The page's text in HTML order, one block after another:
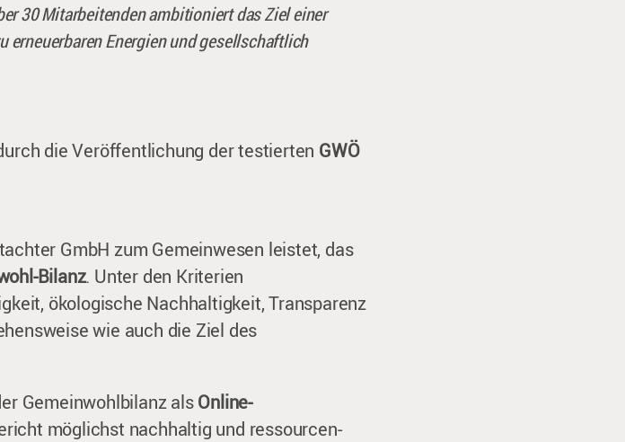
30 Mitarbeitenden ambitioniert das Ziel einer
Energien und gesellschaftlich
die Veröffentlichung der testierten GWÖ
GmbH zum Gemeinwesen leistet, das
Bilanz. Unter den Kriterien
ökologische Nachhaltigkeit, Transparenz
wie auch die Ziel des
Gemeinwohlbilanz alsOnline-
möglichst nachhaltig und ressourcen-